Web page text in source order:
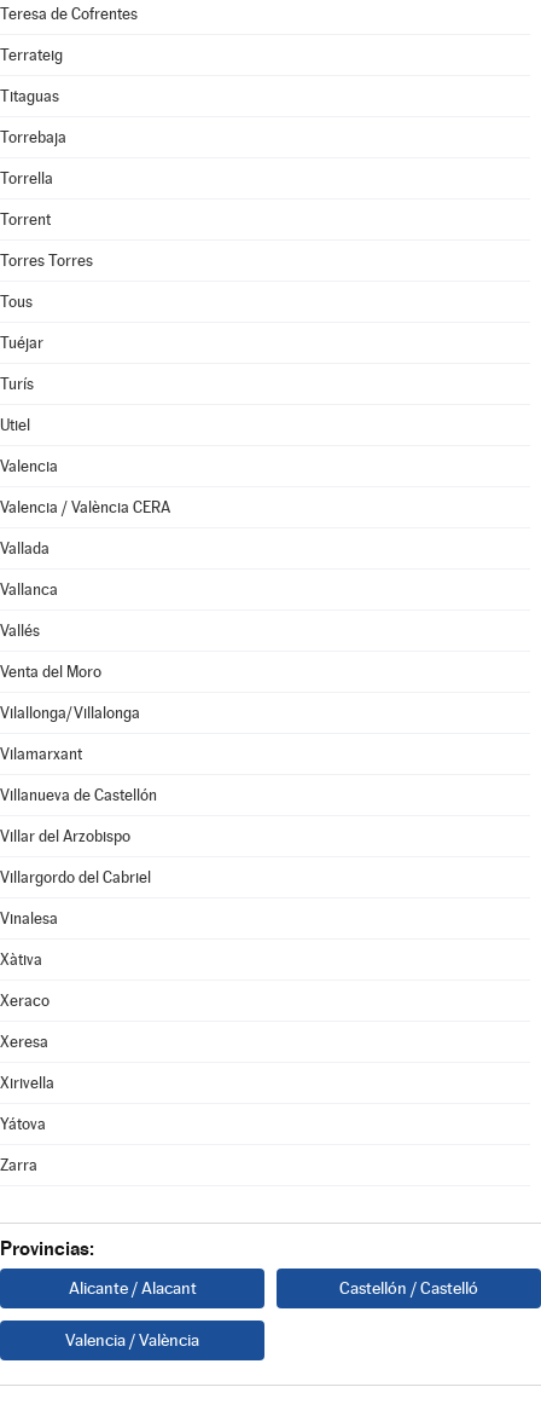
Teresa de Cofrentes
Terrateig
Titaguas
Torrebaja
Torrella
Torrent
Torres Torres
Tous
Tuéjar
Turís
Utiel
Valencia
Valencia / València CERA
Vallada
Vallanca
Vallés
Venta del Moro
Vilallonga/Villalonga
Vilamarxant
Villanueva de Castellón
Villar del Arzobispo
Villargordo del Cabriel
Vinalesa
Xàtiva
Xeraco
Xeresa
Xirivella
Yátova
Zarra
Provincias:
Alicante / Alacant Castellón / Castelló
Valencia / València